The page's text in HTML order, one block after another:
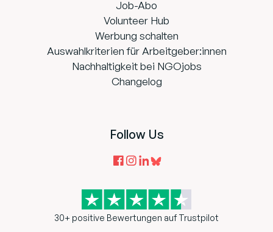
Job-Abo
Volunteer Hub
Werbung schalten
Auswahlkriterien für Arbeitgeber:innen
Nachhaltigkeit bei NGOjobs
Changelog
Follow Us
30+ positive Bewertungen auf Trustpilot